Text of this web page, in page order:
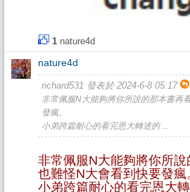
1 nature4d
nature4d
richard531 發表於 2024-6-8 05:17
非常佩服N大能夠將你所說的那本書再
發瘋。
小弟跨篇耐心的看完恩大轉述的 ...
非常佩服N大能夠將你所說
也難怪N大會看到快要發瘋
小弟跨篇耐心的看完恩大